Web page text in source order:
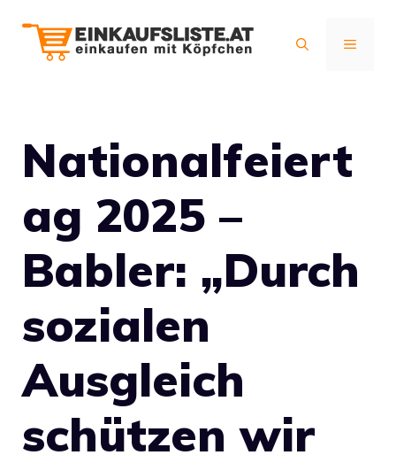
Inhalt
MENÜ
Nationalfeiert
ag 2025 –
Babler: „Durch
sozialen
Ausgleich
schützen wir